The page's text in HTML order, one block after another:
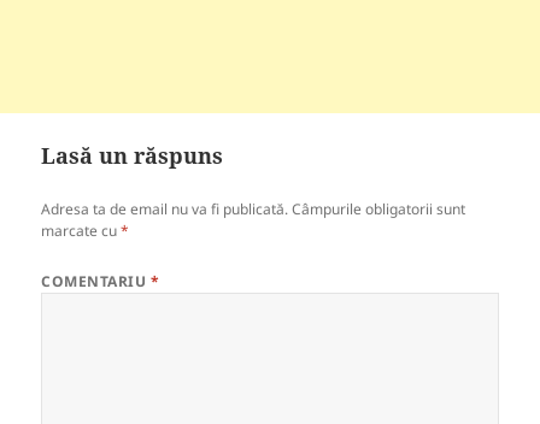
Lasă un răspuns
Adresa ta de email nu va fi publicată. Câmpurile obligatorii sunt
marcate cu*
COMENTARIU *